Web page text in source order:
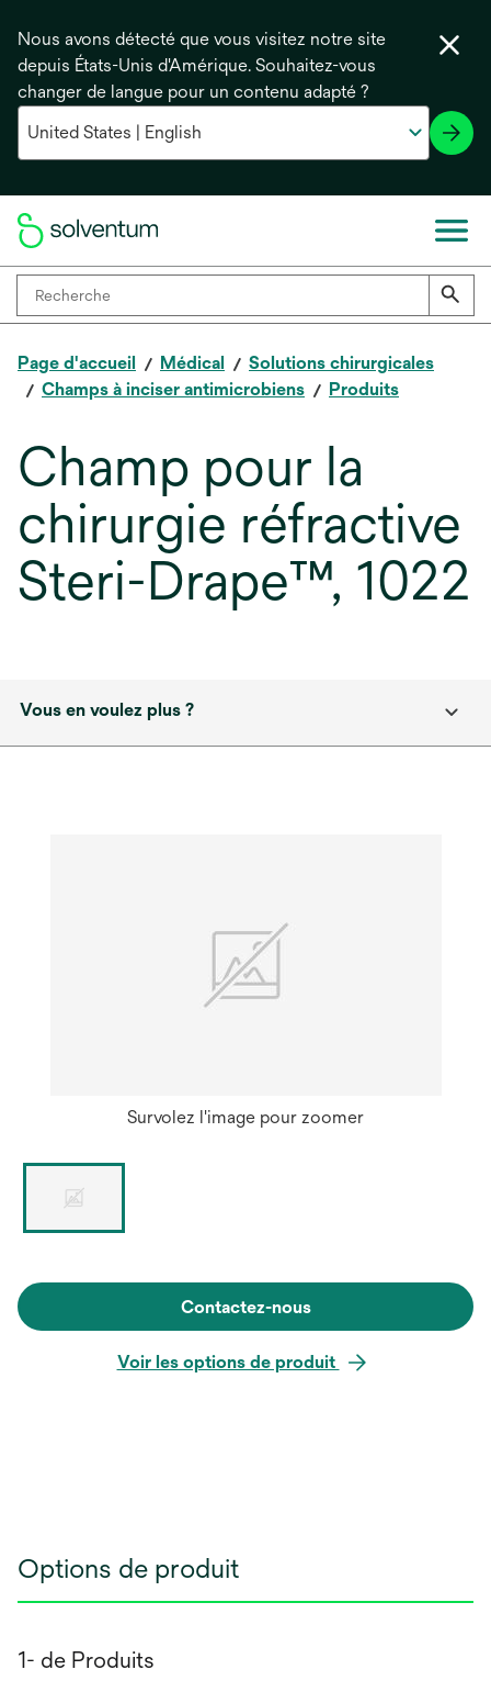
Nous avons détecté que vous visitez notre site
depuis États-Unis d'Amérique. Souhaitez-vous
changer de langue pour un contenu adapté ?
Page d'accueil Médical
Solutions chirurgicales
Champs à inciser antimicrobiens
Produits
Champ pour la
chirurgie réfractive
Steri-Drape™, 1022
Vous en voulez plus ?
Survolez l'image pour zoomer
Contactez-nous
Voir les options de produit
Options de produit
1- de Produits